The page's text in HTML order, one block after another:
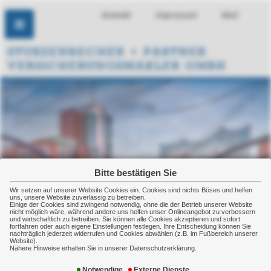
Bitte bestätigen Sie
Wir setzen auf unserer Website Cookies ein. Cookies sind nichts Böses und helfen
uns, unsere Website zuverlässig zu betreiben.
Einige der Cookies sind zwingend notwendig, ohne die der Betrieb unserer Website
nicht möglich wäre, während andere uns helfen unser Onlineangebot zu verbessern
und wirtschaftlich zu betreiben. Sie können alle Cookies akzeptieren und sofort
fortfahren oder auch eigene Einstellungen festlegen. Ihre Entscheidung können Sie
nachträglich jederzeit widerrufen und Cookies abwählen (z.B. im Fußbereich unserer
Website).
Nähere Hinweise erhalten Sie in unserer Datenschutzerklärung.
Kontakt Impressum Mail